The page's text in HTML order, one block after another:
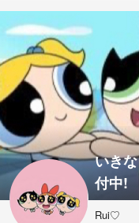
いき
付中!
Rui♡